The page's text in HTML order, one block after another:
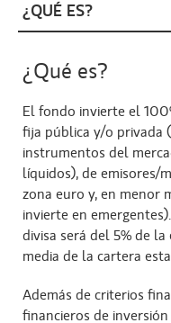
¿QUÉ ES?
¿Qué es?
El fondo invierte el
fija pública y/o privada
instrumentos del
líquidos), de emisores/
zona euro y, en menor
invierte en
divisa será del 5% de
media de la cartera
Además de criterios
financieros de